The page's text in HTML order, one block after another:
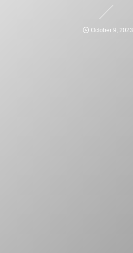
October 9 2023